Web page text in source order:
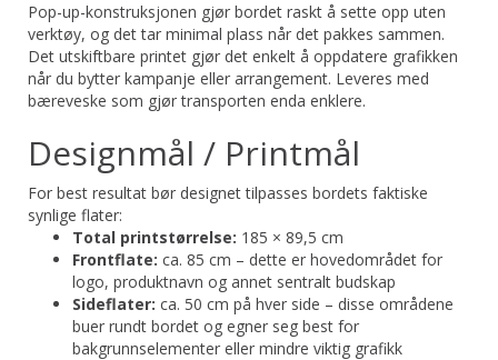
Pop-up-konstruksjonen gjør bordet raskt å sette opp uten
verktøy, og det tar minimal plass når det pakkes sammen.
Det utskiftbare printet gjør det enkelt å oppdatere grafikken
når du bytter kampanje eller arrangement. Leveres med
bæreveske som gjør transporten enda enklere.
Designmål / Printmål
For best resultat bør designet tilpasses bordets faktiske
synlige flater:
Total printstørrelse: 185 × 89,5 cm
Frontflate: ca. 85 cm – dette er hovedområdet for
logo, produktnavn og annet sentralt budskap
Sideflater: ca. 50 cm på hver side – disse områdene
buer rundt bordet og egner seg best for
bakgrunnselementer eller mindre viktig grafikk